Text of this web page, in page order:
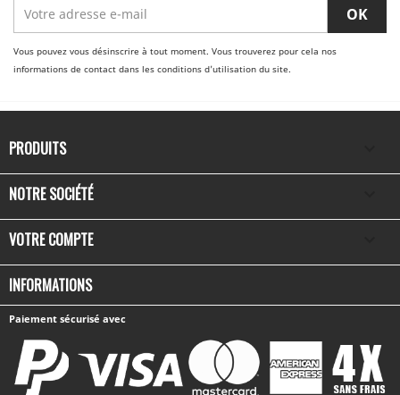
Vous pouvez vous désinscrire à tout moment. Vous trouverez pour cela nos
informations de contact dans les conditions d'utilisation du site.
PRODUITS
NOTRE SOCIÉTÉ
VOTRE COMPTE
INFORMATIONS
Paiement sécurisé avec